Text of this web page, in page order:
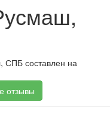
СПБ составлен на
отзывы